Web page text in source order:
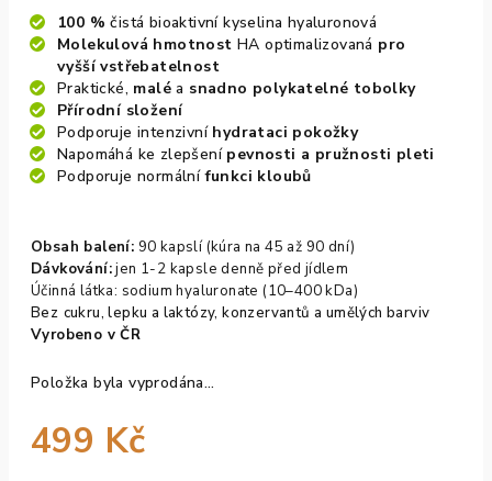
100 % čistá bioaktivní kyselina hyaluronová
Molekulová hmotnost HA optimalizovaná pro
vyšší vstřebatelnost
Praktické, malé a snadno polykatelné tobolky
Přírodní složení
Podporuje intenzivní hydrataci pokožky
Napomáhá ke zlepšenípevnosti a pružnosti pleti
Podporuje normálnífunkci kloubů
Obsah balení: 90 kapslí (kúra na 45 až 90 dní)
Dávkování:jen 1-2 kapsle denně před jídlem
Účinná látka: sodium hyaluronate (10–400 kDa)
Bez cukru, lepku a laktózy, konzervantů a umělých barviv
Vyrobeno v ČR
Položka byla vyprodána…
499 Kč